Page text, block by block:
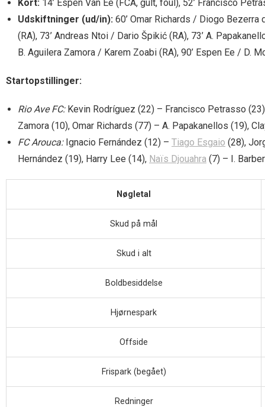
Kort: 14’ Espen Van Ee (FCA, gult, foul), 52’ Francisco
Udskiftninger (ud/in): 60’ Omar Richards / Diogo
(RA), 73’ Andreas Ntoi / Dario Špikić (RA), 73’ A.
B. Aguilera Zamora / Karem Zoabi (RA), 90’ Espen Ee / D.
Startopstillinger:
Rio Ave FC:Kevin Rodríguez (22) – Francisco Petrasso
Zamora (10), Omar Richards (77) – A. Papakanellos (19),
FC Arouca:Ignacio Fernández (12) – Tiago Esgaio (28),
Hernández (19), Harry Lee (14), Naïs Djouahra (7) – I.
Nøgletal
Skud på mål
Skud i alt
Boldbesiddelse
Hjørnespark
Offside
Frispark (begået)
Redninger